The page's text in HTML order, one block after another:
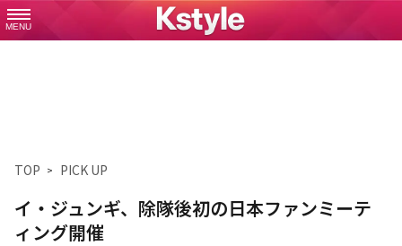
MENU
TOP PICK UP
イ・ジュンギ、除隊後初の日本ファンミーテ
ィング開催